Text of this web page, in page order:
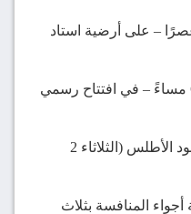
× سوريا: الساعة 3:00 عصرًا – على أرضية استاد
* قطر × فلسطين: الساعة 6:30 مساءً – في افتتاح رسمي
اليوم الثاني: ظهور الفراعنة وأسود الأطلس (الثلاثاء 2
أجواء المنافسة بثلاث